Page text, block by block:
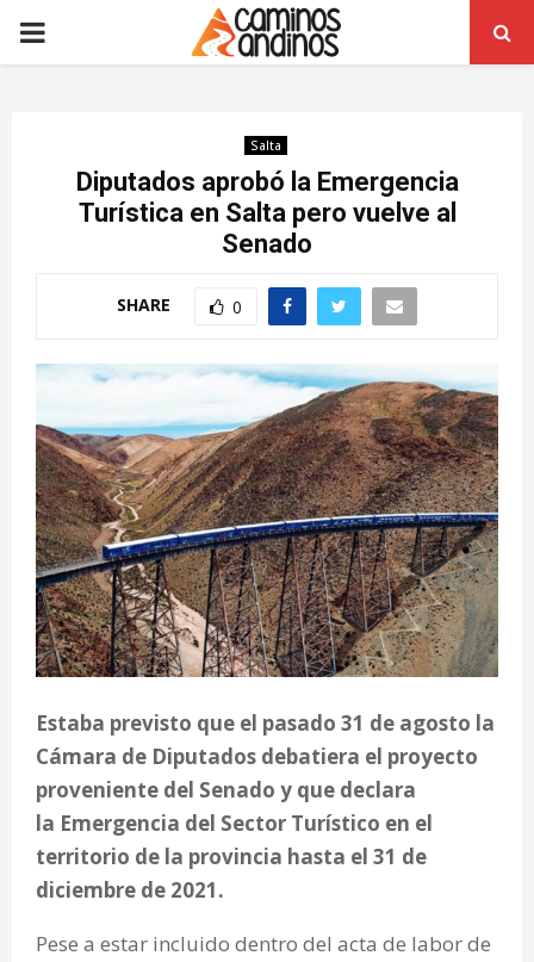
PRIMARY
Salta
Diputados aprobó la Emergencia
Turística en Salta pero vuelve al
Senado
SHARE 0
Estaba previsto que el pasado 31 de agosto la
Cámara de Diputados debatiera el proyecto
proveniente del Senado y que declara
la Emergencia del Sector Turístico en el
territorio de la provincia hasta el 31 de
diciembre de 2021.
Pese a estar incluido dentro del acta de labor de